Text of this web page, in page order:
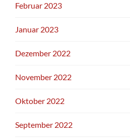
Februar 2023
Januar 2023
Dezember 2022
November 2022
Oktober 2022
September 2022